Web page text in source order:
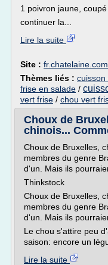
1 poivron jaune,
continuer la...
Lire la suite
Site : fr.chatelaine.com
Thèmes liés : cuisson
frise en salade /
vert frise / chou vert
Choux de
chinois...
Choux de Bruxelles,
membres du genre
d'un. Mais ils
Thinkstock
Choux de Bruxelles,
membres du genre
d'un. Mais ils
Le chou s'attire peu
saison: encore un
Lire la suite